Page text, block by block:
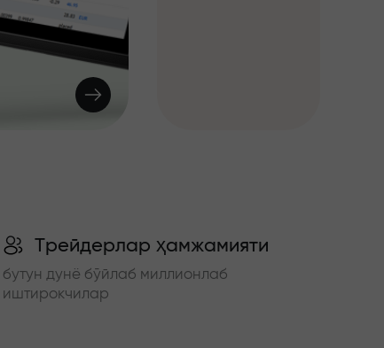
Трейдерлар ҳамжамияти
бутун дунё бўйлаб миллионлаб
иштирокчилар